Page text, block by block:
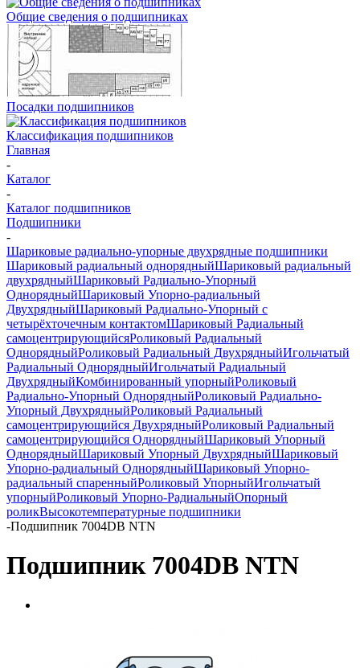
Общие сведения о подшипниках
Посадки подшипников
Классификация подшипников
Главная
-
Каталог
-
Каталог подшипников
Подшипники
-
Шариковые радиально-упорные двухрядные подшипники
Шариковый радиальный однорядныйШариковый радиальный
двухрядныйШариковый Радиально-Упорный
ОднорядныйШариковый Упорно-радиальный
ДвухрядныйШариковый Радиально-Упорный с
четырёхточечным контактомШариковый Радиальный
самоцентрирующийсяРоликовый Радиальный
ОднорядныйРоликовый Радиальный ДвухрядныйИгольчатый
Радиальный ОднорядныйИгольчатый Радиальный
ДвухрядныйКомбинированный упорныйРоликовый
Радиально-Упорный ОднорядныйРоликовый Радиально-
Упорный ДвухрядныйРоликовый Радиальный
самоцентрирующийся ДвухрядныйРоликовый Радиальный
самоцентрирующийся ОднорядныйШариковый Упорный
ОднорядныйШариковый Упорный ДвухрядныйШариковый
Упорно-радиальный ОднорядныйШариковый Упорно-
радиальный спаренныйРоликовый УпорныйИгольчатый
упорныйРоликовый Упорно-РадиальныйОпорный
роликВысокотемпературные подшипники
-Подшипник 7004DB NTN
Подшипник 7004DB NTN